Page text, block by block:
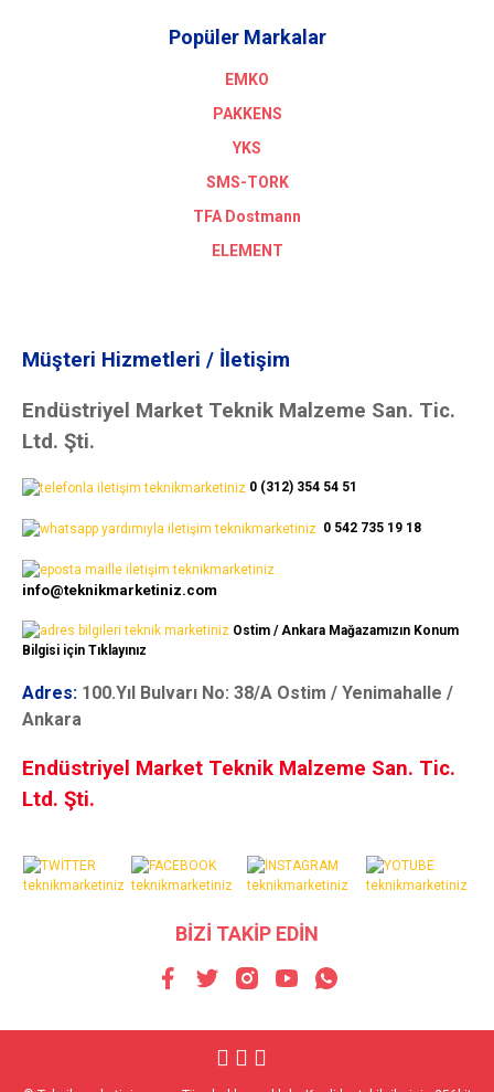
Popüler Markalar
EMKO
PAKKENS
YKS
SMS-TORK
TFA Dostmann
ELEMENT
Müşteri Hizmetleri / İletişim
Endüstriyel Market Teknik Malzeme San. Tic.
Ltd. Şti.
0 (312) 354 54 51
0 542 735 19 18
info@teknikmarketiniz.com
Ostim / Ankara Mağazamızın Konum
Bilgisi için Tıklayınız
Adres: 100.Yıl Bulvarı No: 38/A Ostim / Yenimahalle /
Ankara
Endüstriyel Market Teknik Malzeme San. Tic.
Ltd. Şti.
BİZİ TAKİP EDİN